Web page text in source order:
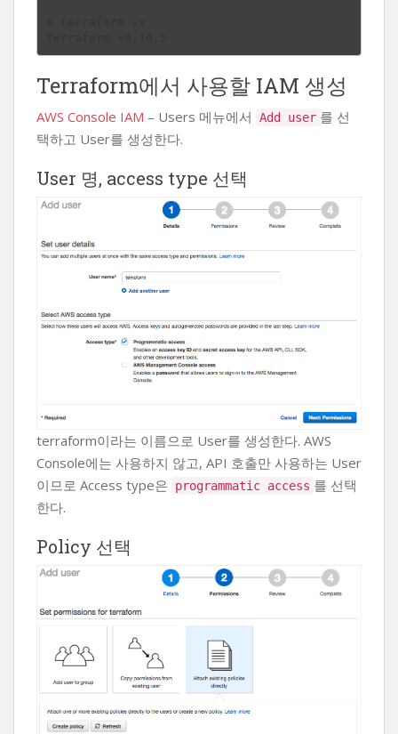
Terraform에서 사용할 IAM 생성
AWS Console IAM – Users 메뉴에서 Add user 를 선
택하고 User를 생성한다.
User 명, access type 선택
terraform이라는 이름으로 User를 생성한다. AWS
Console에는 사용하지 않고, API 호출만 사용하는 User
이므로 Access type은
programmatic access 를 선택
한다.
Policy 선택